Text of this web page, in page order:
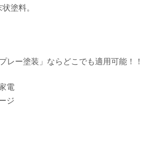
塗料。
レー塗装」ならどこでも適用可能！！
電
ジ